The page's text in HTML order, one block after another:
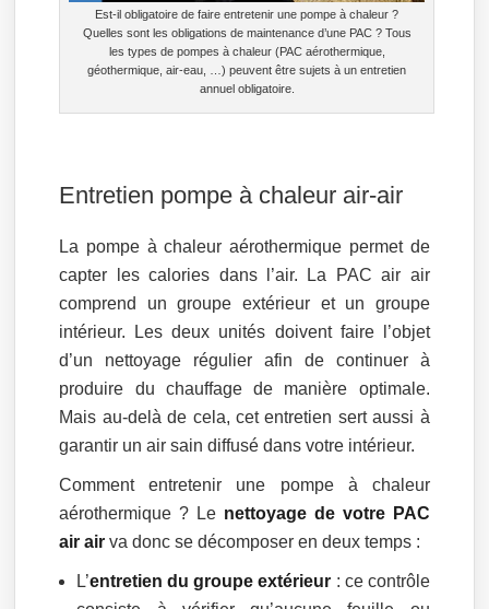
Est-il obligatoire de faire entretenir une pompe à chaleur ?
Quelles sont les obligations de maintenance d’une PAC ? Tous
les types de pompes à chaleur (PAC aérothermique,
géothermique, air-eau, …) peuvent être sujets à un entretien
annuel obligatoire.
Entretien pompe à chaleur air-air
La pompe à chaleur aérothermique permet de
capter les calories dans l’air. La PAC air air
comprend un groupe extérieur et un groupe
intérieur. Les deux unités doivent faire l’objet
d’un nettoyage régulier afin de continuer à
produire du chauffage de manière optimale.
Mais au-delà de cela, cet entretien sert aussi à
garantir un air sain diffusé dans votre intérieur.
Comment entretenir une pompe à chaleur
aérothermique ? Le nettoyage de votre PAC
air air va donc se décomposer en deux temps :
L’entretien du groupe extérieur : ce contrôle